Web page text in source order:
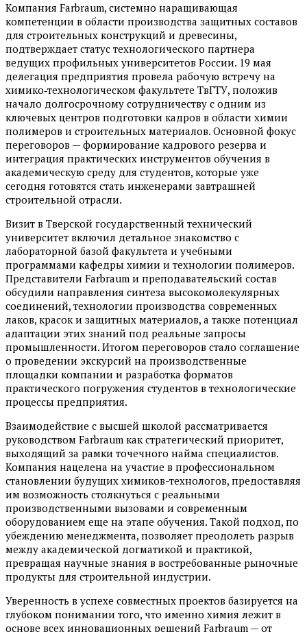
Компания Farbraum, системно наращивающая
компетенции в области производства защитных составов
для строительных конструкций и древесины,
подтверждает статус технологического партнера
ведущих профильных университетов России. 19 мая
делегация предприятия провела рабочую встречу на
химико‑технологическом факультете ТвГТУ, положив
начало долгосрочному сотрудничеству с одним из
ключевых центров подготовки кадров в области химии
полимеров и строительных материалов. Основной фокус
переговоров — формирование кадрового резерва и
интеграция практических инструментов обучения в
академическую среду для студентов, которые уже
сегодня готовятся стать инженерами завтрашней
строительной отрасли.
Визит в Тверской государственный технический
университет включил детальное знакомство с
лабораторной базой факультета и учебными
программами кафедры химии и технологии полимеров.
Представители Farbraum и преподавательский состав
обсудили направления синтеза высокомолекулярных
соединений, технологии производства современных
лаков, красок и защитных материалов, а также потенциал
адаптации этих знаний под реальные запросы
промышленности. Итогом переговоров стало соглашение
о проведении экскурсий на производственные
площадки компании и разработка форматов
практического погружения студентов в технологические
процессы предприятия.
Взаимодействие с высшей школой рассматривается
руководством Farbraum как стратегический приоритет,
выходящий за рамки точечного найма специалистов.
Компания нацелена на участие в профессиональном
становлении будущих химиков-технологов, предоставляя
им возможность столкнуться с реальными
производственными вызовами и современным
оборудованием еще на этапе обучения. Такой подход, по
убеждению менеджмента, позволяет преодолеть разрыв
между академической догматикой и практикой,
превращая научные знания в востребованные рыночные
продукты для строительной индустрии.
Уверенность в успехе совместных проектов базируется на
глубоком понимании того, что именно химия лежит в
основе всех инновационных решений Farbraum — от